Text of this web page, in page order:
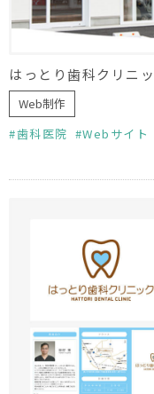
はっとり歯科クリニ
Web制作
歯科医院
Webサイト